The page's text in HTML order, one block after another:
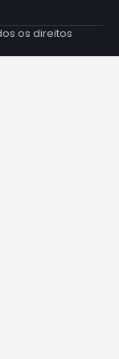
os direitos